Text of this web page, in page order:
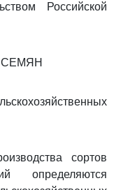
Российской
СЕМЯН
сортов
определяются